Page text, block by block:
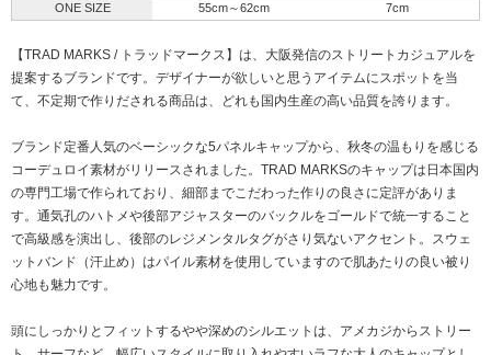
ONE SIZE
55cm～62cm 7cm
【TRAD MARKS / トラッドマークス】は、大阪発信のストリートカジュアルを
提案するブランドです。デザイナーが欲しいと思うアイテムにスポットを当
て、不定期で作りだされる商品は、どれも国内生産の高い品質を誇ります。
ブランド定番人気のベーシックな5パネルキャップから、秋冬の温もりを感じる
コーデュロイ素材がリリースされました。TRAD MARKSのキャップは日本国内
の専門工場で作られており、細部までこだわった作りの良さに定評がありま
す。通気孔のハトメや後部アジャスターのバックルをゴールドで統一すること
で高級感を演出し、後部のレジメンタルタグがさり気ないアクセント。スウェ
ットバンド（汗止め）はパイル素材を使用していますので肌あたりの良い被り
心地も魅力です。
頭にしっかりとフィットするやや深めのシルエットは、アメカジからストリー